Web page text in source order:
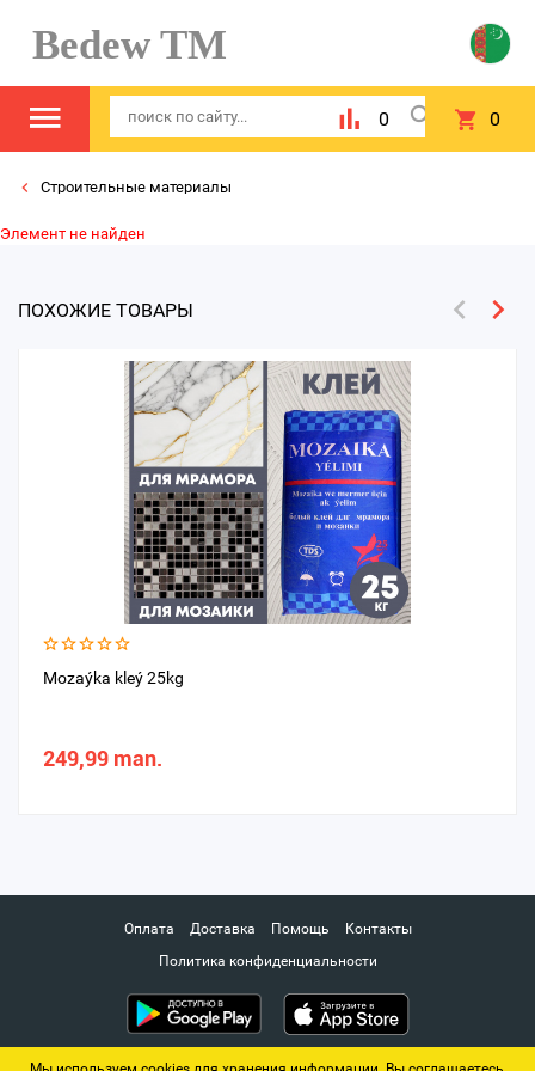
Bedew TM
0 0
Строительные материалы
Элемент не найден
ПОХОЖИЕ ТОВАРЫ
Mozaýka kleý 25kg
249,99 man.
Оплата Доставка Помощь
Контакты
Политика конфиденциальности